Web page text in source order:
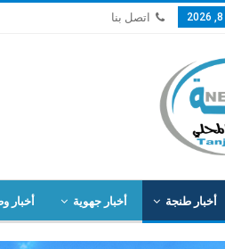
اتصل بنا
أخبار طنجة أخبار جهوية أخبار